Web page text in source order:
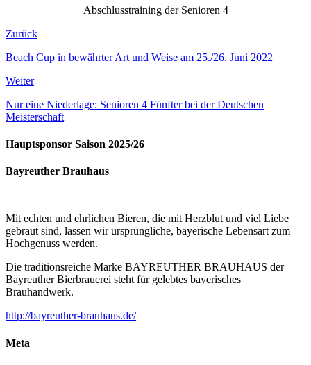
Abschlusstraining der Senioren 4
Zurück
Beach Cup in bewährter Art und Weise am 25./26. Juni 2022
Weiter
Nur eine Niederlage: Senioren 4 Fünfter bei der Deutschen
Meisterschaft
Hauptsponsor Saison 2025/26
Bayreuther Brauhaus
Mit echten und ehrlichen Bieren, die mit Herzblut und viel Liebe
gebraut sind, lassen wir ursprüngliche, bayerische Lebensart zum
Hochgenuss werden.
Die traditionsreiche Marke BAYREUTHER BRAUHAUS der
Bayreuther Bierbrauerei steht für gelebtes bayerisches
Brauhandwerk.
http://bayreuther-brauhaus.de/
Meta